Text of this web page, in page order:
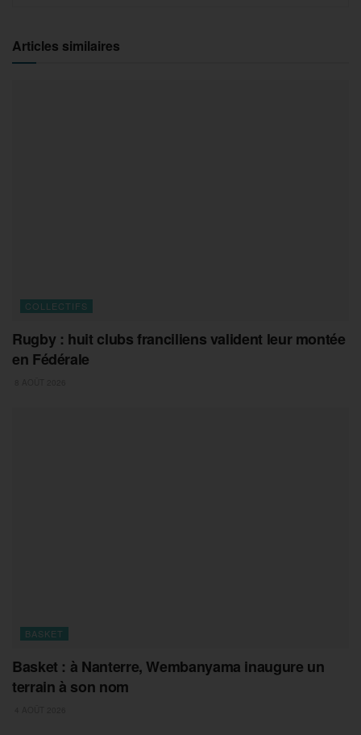
Articles similaires
COLLECTIFS
Rugby : huit clubs franciliens valident leur montée
en Fédérale
BASKET
Basket : à Nanterre, Wembanyama inaugure un
terrain à son nom